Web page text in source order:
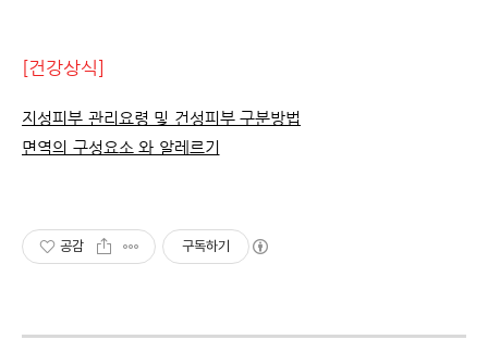
[건강상식]
지성피부 관리요령 및 건성피부 구분방법
면역의 구성요소 와 알레르기
공감 구독하기